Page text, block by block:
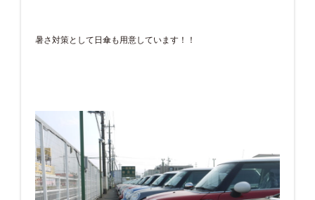
暑さ対策として日傘も用意しています！！